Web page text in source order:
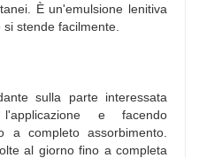
È un'emulsione lenitiva
stende facilmente.
sulla parte interessata
l'applicazione e facendo
a completo assorbimento.
al giorno fino a completa